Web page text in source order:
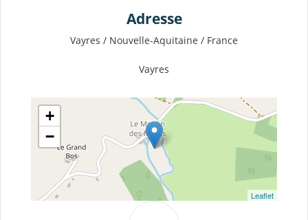
Adresse
Vayres / Nouvelle-Aquitaine / France
Vayres
+
−
Leaflet